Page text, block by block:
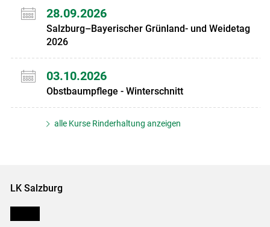
28.09.2026
Salzburg–Bayerischer Grünland- und Weidetag
2026
03.10.2026
Obstbaumpflege - Winterschnitt
alle Kurse Rinderhaltung anzeigen
LK Salzburg